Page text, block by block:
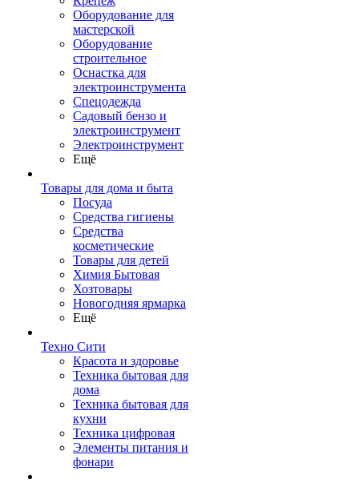
Оборудование для
мастерской
Оборудование
строительное
Оснастка для
электроинструмента
Спецодежда
Садовый бензо и
электроинструмент
Электроинструмент
Ещё
Товары для дома и быта
Посуда
Средства гигиены
Средства
косметические
Товары для детей
Химия Бытовая
Хозтовары
Новогодняя ярмарка
Ещё
Техно Сити
Красота и здоровье
Техника бытовая для
дома
Техника бытовая для
кухни
Техника цифровая
Элементы питания и
фонари